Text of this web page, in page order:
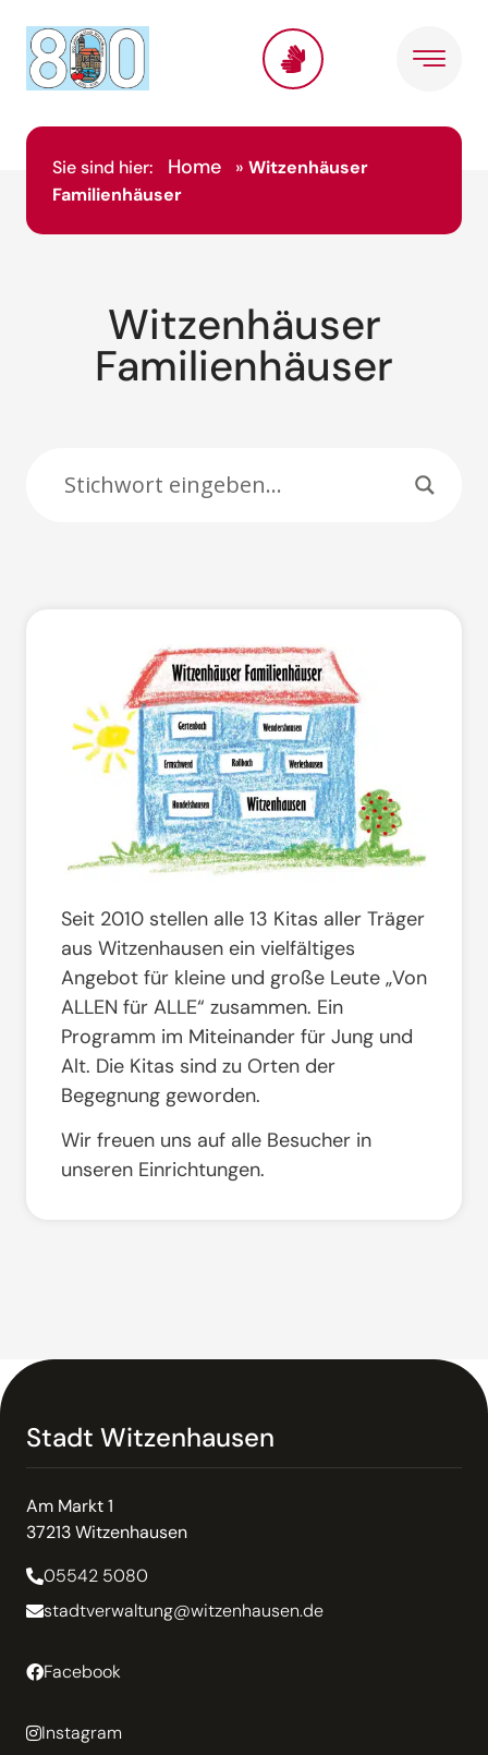
springen
Sie sind hier: Home » Witzenhäuser
Familienhäuser
Witzenhäuser
Familienhäuser
Seit 2010 stellen alle 13 Kitas aller Träger
aus Witzenhausen ein vielfältiges
Angebot für kleine und große Leute „Von
ALLEN für ALLE“ zusammen. Ein
Programm im Miteinander für Jung und
Alt. Die Kitas sind zu Orten der
Begegnung geworden.
Wir freuen uns auf alle Besucher in
unseren Einrichtungen.
Stadt Witzenhausen
Am Markt 1
37213 Witzenhausen
05542 5080
stadtverwaltung@witzenhausen.de
Facebook
Instagram